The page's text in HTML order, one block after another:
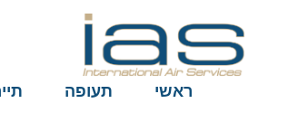
ראשי תעופה תיירות